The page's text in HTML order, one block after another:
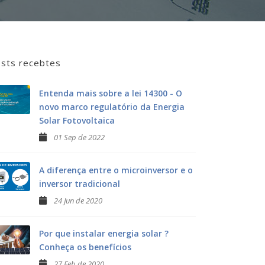
recebtes
Entenda mais sobre a lei 14300 - O
novo marco regulatório da Energia
Solar Fotovoltaica
01 Sep de 2022
A diferença entre o microinversor e o
inversor tradicional
24 Jun de 2020
Por que instalar energia solar ?
Conheça os benefícios